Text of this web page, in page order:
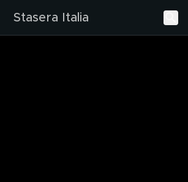
Stasera Italia